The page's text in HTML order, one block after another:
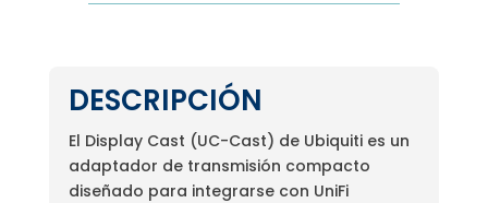
DESCRIPCIÓN
El Display Cast (UC-Cast) de Ubiquiti es un
adaptador de transmisión compacto
diseñado para integrarse con UniFi